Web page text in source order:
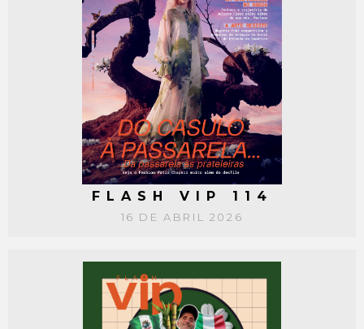
FLASH VIP 114
16 DE ABRIL 2026